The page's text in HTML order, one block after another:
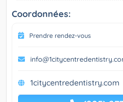
Coordonnées:
Prendre rendez-vous
1citycentredentistry.com